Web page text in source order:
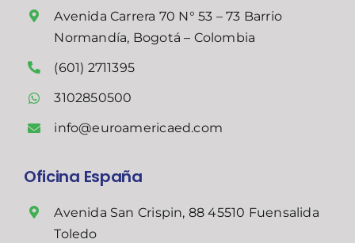
Avenida Carrera 70 N° 53 – 73 Barrio
Normandía, Bogotá – Colombia
(601) 2711395
3102850500
info@euroamericaed.com
Oficina España
Avenida San Crispin, 88 45510 Fuensalida
Toledo